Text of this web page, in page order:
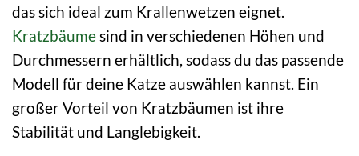
das sich ideal zum Krallenwetzen eignet.
Kratzbäumesind in verschiedenen Höhen und
Durchmessern erhältlich, sodass du das passende
Modell für deine Katze auswählen kannst. Ein
großer Vorteil von Kratzbäumen ist ihre
Stabilität und Langlebigkeit.